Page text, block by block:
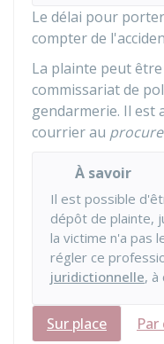
Le délai pour
compter de
La plainte peut
commissariat de
gendarmerie. Il est
courrier au
À savoir
Il est possible
dépôt de plainte,
la victime n'a pas
régler ce
juridictionnelle, à
Sur place